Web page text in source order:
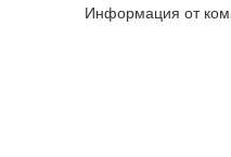
Информация от